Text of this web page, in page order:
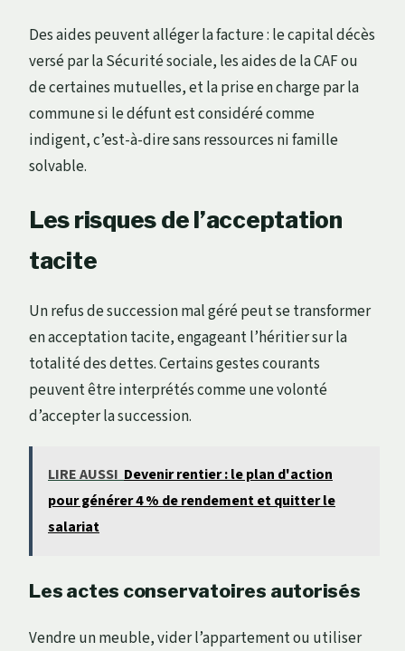
Des aides peuvent alléger la facture : le capital décès
versé par la Sécurité sociale, les aides de la CAF ou
de certaines mutuelles, et la prise en charge par la
commune si le défunt est considéré comme
indigent, c’est-à-dire sans ressources ni famille
solvable.
Les risques de l’acceptation
tacite
Un refus de succession mal géré peut se transformer
en acceptation tacite, engageant l’héritier sur la
totalité des dettes. Certains gestes courants
peuvent être interprétés comme une volonté
d’accepter la succession.
LIRE AUSSI Devenir rentier : le plan d'action
pour générer 4 % de rendement et quitter le
salariat
Les actes conservatoires autorisés
Vendre un meuble, vider l’appartement ou utiliser